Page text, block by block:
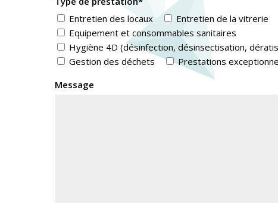
Entretien des locaux
Entretien de la vitrerie
Equipement et consommables sanitaires
Hygiène 4D (désinfection, désinsectisation,
Gestion des déchets
Prestations
Message